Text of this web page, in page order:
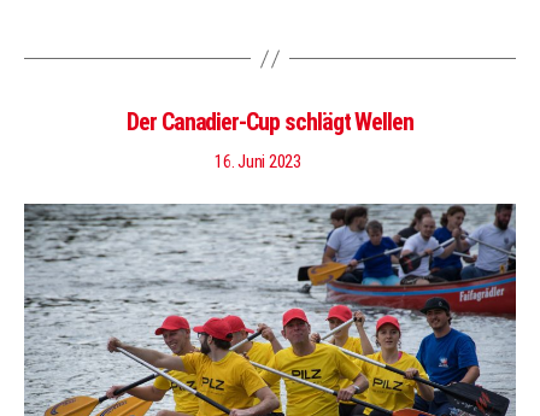
Der Canadier-Cup schlägt Wellen
16. Juni 2023